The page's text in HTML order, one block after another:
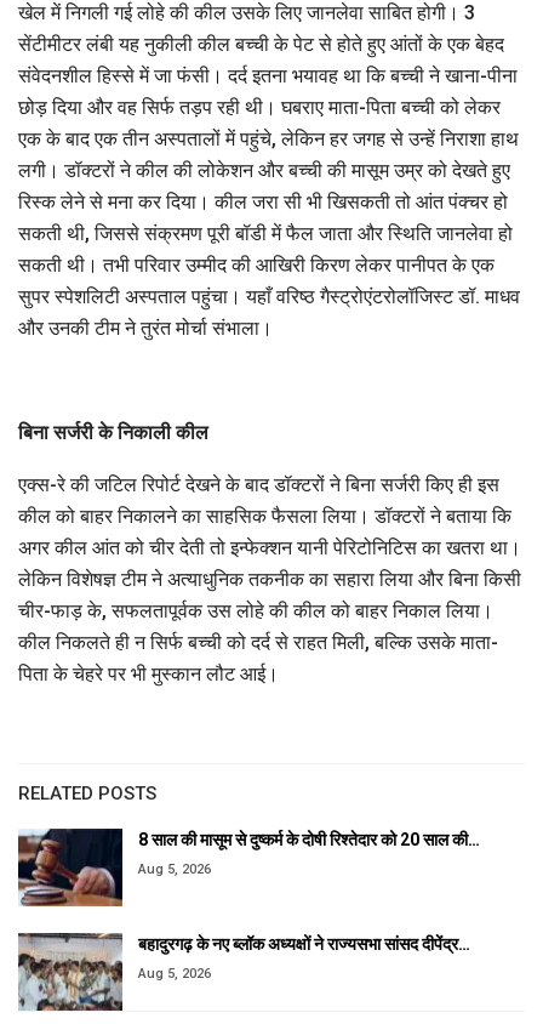
खेल में निगली गई लोहे की कील उसके लिए जानलेवा साबित होगी। 3
सेंटीमीटर लंबी यह नुकीली कील बच्ची के पेट से होते हुए आंतों के एक बेहद
संवेदनशील हिस्से में जा फंसी। दर्द इतना भयावह था कि बच्ची ने खाना-पीना
छोड़ दिया और वह सिर्फ तड़प रही थी। घबराए माता-पिता बच्ची को लेकर
एक के बाद एक तीन अस्पतालों में पहुंचे, लेकिन हर जगह से उन्हें निराशा हाथ
लगी। डॉक्टरों ने कील की लोकेशन और बच्ची की मासूम उम्र को देखते हुए
रिस्क लेने से मना कर दिया। कील जरा सी भी खिसकती तो आंत पंक्चर हो
सकती थी, जिससे संक्रमण पूरी बॉडी में फैल जाता और स्थिति जानलेवा हो
सकती थी। तभी परिवार उम्मीद की आखिरी किरण लेकर पानीपत के एक
सुपर स्पेशलिटी अस्पताल पहुंचा। यहाँ वरिष्ठ गैस्ट्रोएंटरोलॉजिस्ट डॉ. माधव
और उनकी टीम ने तुरंत मोर्चा संभाला।
बिना सर्जरी के निकाली कील
एक्स-रे की जटिल रिपोर्ट देखने के बाद डॉक्टरों ने बिना सर्जरी किए ही इस
कील को बाहर निकालने का साहसिक फैसला लिया। डॉक्टरों ने बताया कि
अगर कील आंत को चीर देती तो इन्फेक्शन यानी पेरिटोनिटिस का खतरा था।
लेकिन विशेषज्ञ टीम ने अत्याधुनिक तकनीक का सहारा लिया और बिना किसी
चीर-फाड़ के, सफलतापूर्वक उस लोहे की कील को बाहर निकाल लिया।
कील निकलते ही न सिर्फ बच्ची को दर्द से राहत मिली, बल्कि उसके माता-
पिता के चेहरे पर भी मुस्कान लौट आई।
RELATED POSTS
8 साल की मासूम से दुष्कर्म के दोषी रिश्तेदार को 20 साल की…
Aug 5, 2026
बहादुरगढ़ के नए ब्लॉक अध्यक्षों ने राज्यसभा सांसद दीपेंद्र…
Aug 5, 2026